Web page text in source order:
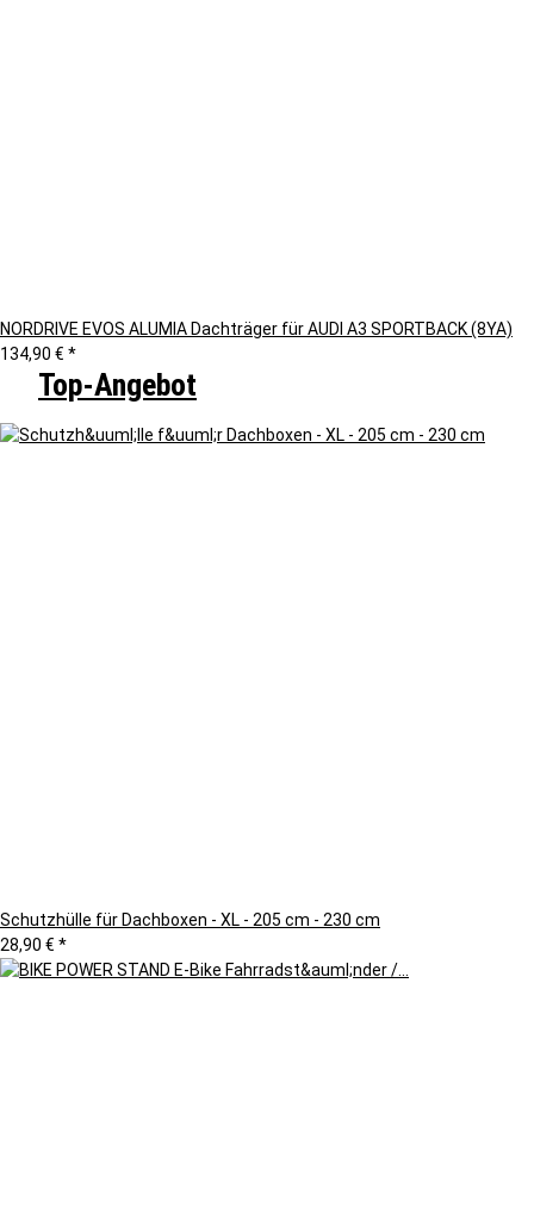
NORDRIVE EVOS ALUMIA Dachträger für AUDI A3 SPORTBACK (8YA)
134,90 € *
Top-Angebot
Schutzhülle für Dachboxen - XL - 205 cm - 230 cm
28,90 € *